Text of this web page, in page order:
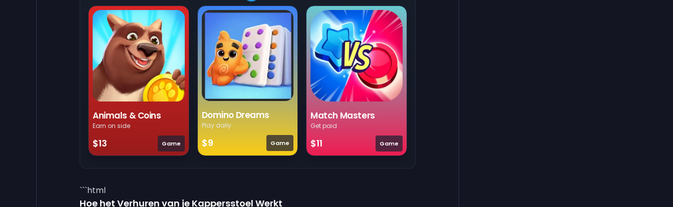
Animals & Coins
Earn on side
$13 Game
Domino Dreams
Play daily
$9 Game
Match Masters
Get paid
$11 Game
```html
Hoe het Verhuren van je Kappersstoel Werkt